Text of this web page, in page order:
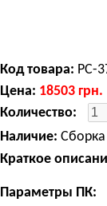
Код товара: PC-
Цена: 18503 грн.
Количество:
Наличие: Сборка
Краткое
Параметры ПК: